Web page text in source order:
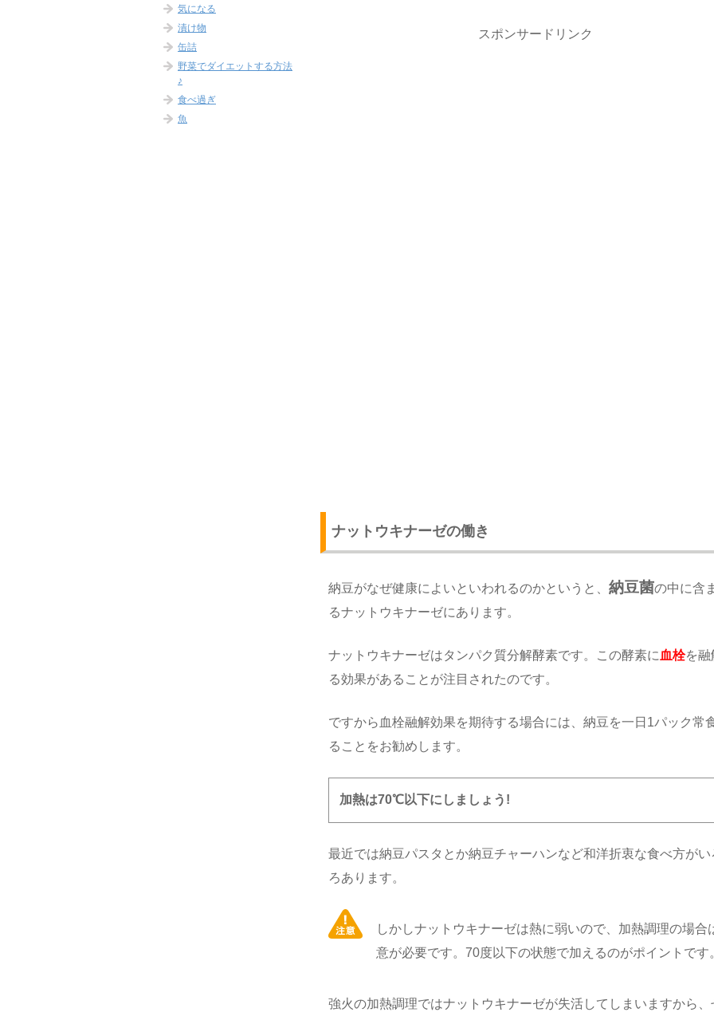
スポンサードリンク
ナットウキナーゼの働き
納豆がなぜ健康によいといわれるのかというと、納豆菌の中に含
るナットウキナーゼにあります。
ナットウキナーゼはタンパク質分解酵素です。この酵素に 血栓を融
る効果があることが注目されたのです。
ですから血栓融解効果を期待する場合には、納豆を一日1パック常
ることをお勧めします。
加熱は70℃以下にしましょう!
最近では納豆パスタとか納豆チャーハンなど和洋折衷な食べ方がい
ろあります。
しかしナットウキナーゼは熱に弱いので、加熱調理の場合
意が必要です。70度以下の状態で加えるのがポイントです
強火の加熱調理ではナットウキナーゼが失活してしまいますから、
気になる
漬け物
缶詰
野菜でダイエットする方法
♪
食べ過ぎ
魚